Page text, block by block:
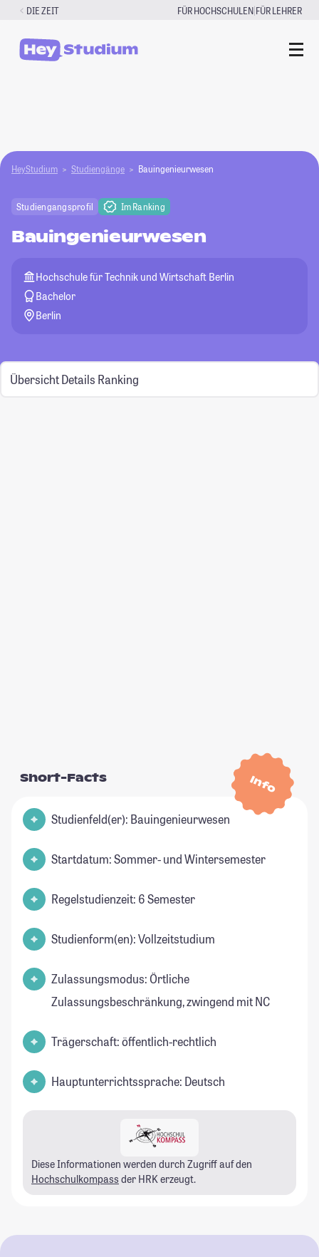
Zum
springen
DIE ZEIT FÜR HOCHSCHULEN|FÜR LEHRER
HeyStudium Studiengänge Bauingenieurwesen
Studiengangsprofil Im Ranking
Bauingenieurwesen
Hochschule für Technik und Wirtschaft Berlin
Bachelor
Berlin
Übersicht Details Ranking
Info
Short-Facts
Studienfeld(er): Bauingenieurwesen
Startdatum: Sommer- und Wintersemester
Regelstudienzeit: 6 Semester
Studienform(en): Vollzeitstudium
Zulassungsmodus: Örtliche
Zulassungsbeschränkung, zwingend mit NC
Trägerschaft: öffentlich-rechtlich
Hauptunterrichtssprache: Deutsch
Diese Informationen werden durch Zugriff auf den
Hochschulkompass der HRK erzeugt.